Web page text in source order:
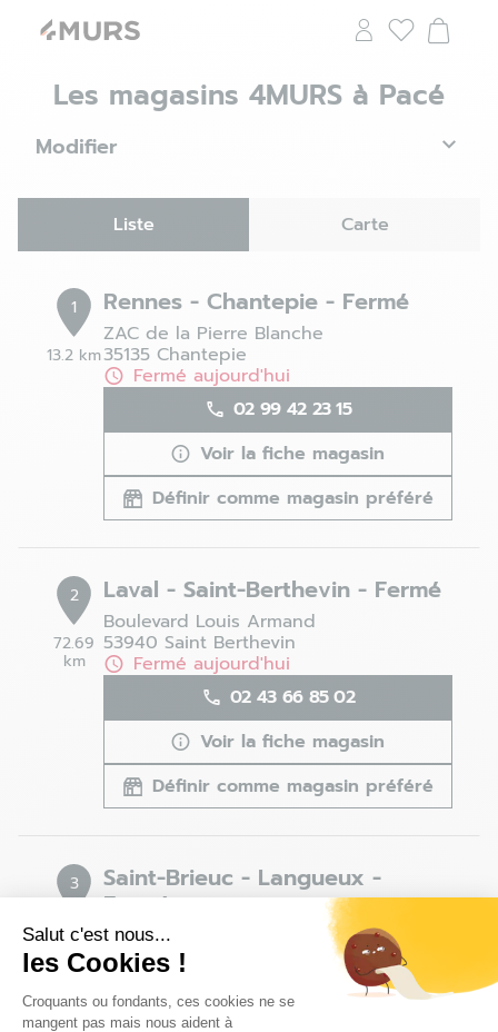
Salut c'est nous...
les Cookies !
Plateforme de Gestion du
Croquants ou fondants, ces cookies ne se
mangent pas mais nous aident à
Les magasins 4MURS à Pacé
Modifier
Liste Carte
1
13.2 km
Rennes - Chantepie - Fermé
ZAC de la Pierre Blanche
35135 Chantepie
Fermé aujourd'hui
02 99 42 23 15
Voir la fiche magasin
Définir comme magasin préféré
2
72.69
km
Laval - Saint-Berthevin - Fermé
Boulevard Louis Armand
53940 Saint Berthevin
Fermé aujourd'hui
02 43 66 85 02
Voir la fiche magasin
Définir comme magasin préféré
3
80.45
km
Saint-Brieuc - Langueux -
Fermé
8 rue Freyssinet
22360 Langueux
Fermé aujourd'hui
02 96 33 73 17